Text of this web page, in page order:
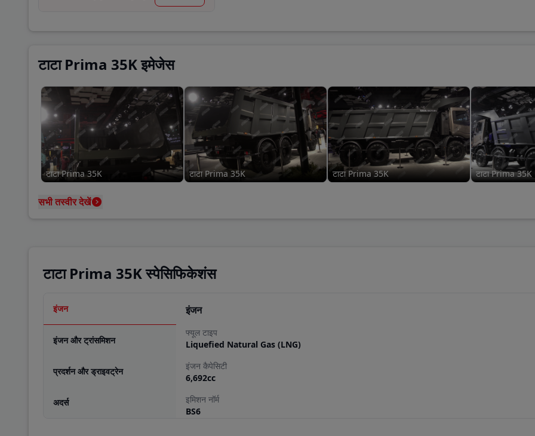
टाटा Prima 35K इमेजेस
टाटा Prima 35K टाटा Prima 35K टाटा Prima 35K टाटा Prima 35K
सभी तस्वीर देखें
टाटा Prima 35K स्पेसिफिकेशंस
इंजन
इंजन और ट्रांसमिशन
प्रदर्शन और ड्राइवट्रेन
अदर्स
इंजन
फ्यूल टाइप
Liquefied Natural Gas (LNG)
इंजन कैपेसिटी
6,692cc
इमिशन नॉर्म
BS6